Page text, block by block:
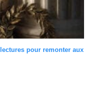
pour remonter aux